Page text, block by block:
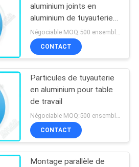
aluminium joints en
aluminium de tuyauterie
de coude de 90 degrés
pour le tuyau d'OD 28mm
Négociable MOQ:500 ensembles
CONTACT
Particules de tuyauterie
en aluminium pour table
de travail
CONTACT
Montage parallèle de